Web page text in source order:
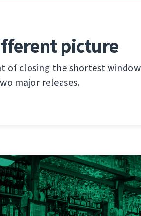
picture
of closing the shortest window
major releases.